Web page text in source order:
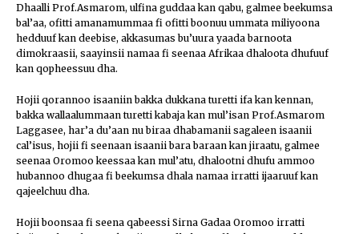
Dhaalli Prof.Asmarom, ulfina guddaa kan qabu, galmee beekumsa
bal’aa, ofitti amanamummaa fi ofitti boonuu ummata miliyoona
hedduuf kan deebise, akkasumas bu’uura yaada barnoota
dimokraasii, saayinsii namaa fi seenaa Afrikaa dhaloota dhufuuf
kan qopheessuu dha.
Hojii qorannoo isaaniin bakka dukkana turetti ifa kan kennan,
bakka wallaalummaan turetti kabaja kan mul’isan Prof.Asmarom
Laggasee, har’a du’aan nu biraa dhabamanii sagaleen isaanii
cal’isus, hojii fi seenaan isaanii bara baraan kan jiraatu, galmee
seenaa Oromoo keessaa kan mul’atu, dhalootni dhufu ammoo
hubannoo dhugaa fi beekumsa dhala namaa irratti ijaaruuf kan
qajeelchuu dha.
Hojii boonsaa fi seena qabeessi Sirna Gadaa Oromoo irratti